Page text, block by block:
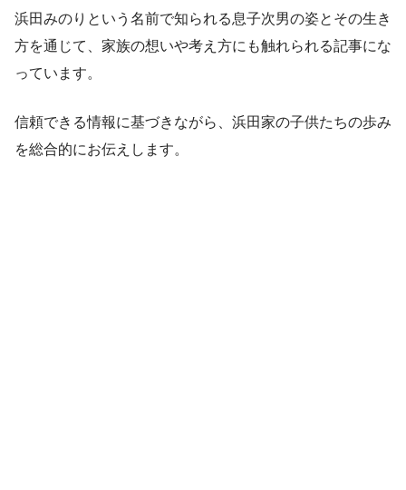
浜田みのりという名前で知られる息子次男の姿とその生き
方を通じて、家族の想いや考え方にも触れられる記事にな
っています。
信頼できる情報に基づきながら、浜田家の子供たちの歩み
を総合的にお伝えします。